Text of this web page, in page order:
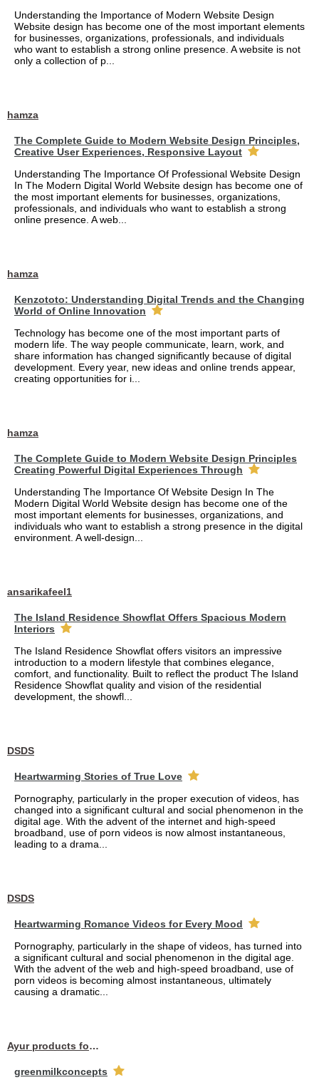
Understanding the Importance of Modern Website Design
Website design has become one of the most important elements
for businesses, organizations, professionals, and individuals
who want to establish a strong online presence. A website is not
only a collection of p...
hamza
The Complete Guide to Modern Website Design Principles,
Creative User Experiences, Responsive Layout
Understanding The Importance Of Professional Website Design
In The Modern Digital World Website design has become one of
the most important elements for businesses, organizations,
professionals, and individuals who want to establish a strong
online presence. A web...
hamza
Kenzototo: Understanding Digital Trends and the Changing
World of Online Innovation
Technology has become one of the most important parts of
modern life. The way people communicate, learn, work, and
share information has changed significantly because of digital
development. Every year, new ideas and online trends appear,
creating opportunities for i...
hamza
The Complete Guide to Modern Website Design Principles
Creating Powerful Digital Experiences Through
Understanding The Importance Of Website Design In The
Modern Digital World Website design has become one of the
most important elements for businesses, organizations, and
individuals who want to establish a strong presence in the digital
environment. A well-design...
ansarikafeel1
The Island Residence Showflat Offers Spacious Modern
Interiors
The Island Residence Showflat offers visitors an impressive
introduction to a modern lifestyle that combines elegance,
comfort, and functionality. Built to reflect the product The Island
Residence Showflat quality and vision of the residential
development, the showfl...
DSDS
Heartwarming Stories of True Love
Pornography, particularly in the proper execution of videos, has
changed into a significant cultural and social phenomenon in the
digital age. With the advent of the internet and high-speed
broadband, use of porn videos is now almost instantaneous,
leading to a drama...
DSDS
Heartwarming Romance Videos for Every Mood
Pornography, particularly in the shape of videos, has turned into
a significant cultural and social phenomenon in the digital age.
With the advent of the web and high-speed broadband, use of
porn videos is becoming almost instantaneous, ultimately
causing a dramatic...
Ayur products for hair
greenmilkconcepts